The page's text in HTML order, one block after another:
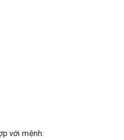
với mệnh: